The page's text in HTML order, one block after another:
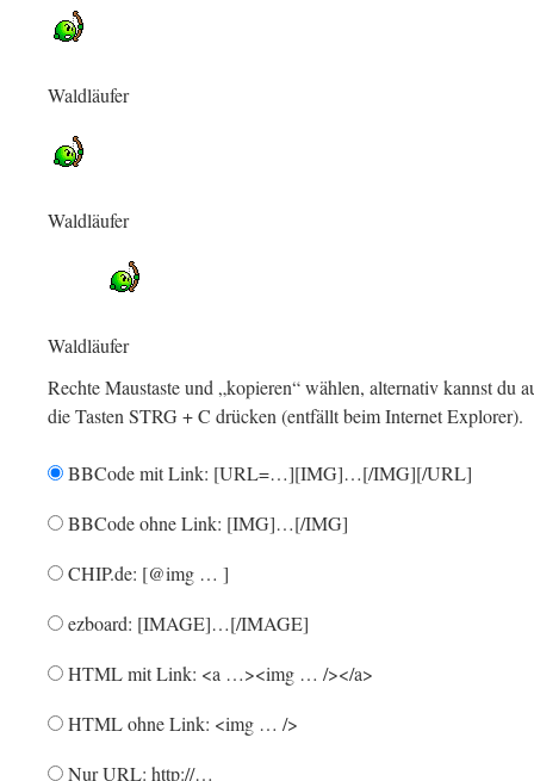
Waldläufer
Waldläufer
Waldläufer
Rechte Maustaste und „kopieren“ wählen, alternativ kannst du
die Tasten STRG + C drücken (entfällt beim Internet Explorer).
BBCode mit Link: [URL=…][IMG]…[/IMG][/URL]
BBCode ohne Link: [IMG]…[/IMG]
CHIP.de: [@img … ]
ezboard: [IMAGE]…[/IMAGE]
HTML mit Link: <a …><img … /></a>
HTML ohne Link: <img … />
Nur URL: http://…